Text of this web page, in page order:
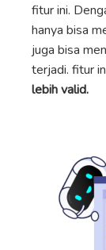
fitur ini.
hanya bisa
juga bisa
terjadi. fitur
lebih valid.